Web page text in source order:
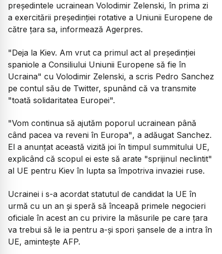
preşedintele ucrainean Volodimir Zelenski, în prima zi
a exercitării preşedinţiei rotative a Uniunii Europene de
către ţara sa, informează Agerpres.
"Deja la Kiev. Am vrut ca primul act al preşedinţiei
spaniole a Consiliului Uniunii Europene să fie în
Ucraina" cu Volodimir Zelenski, a scris Pedro Sanchez
pe contul său de Twitter, spunând că va transmite
"toată solidaritatea Europei".
"Vom continua să ajutăm poporul ucrainean până
când pacea va reveni în Europa", a adăugat Sanchez.
El a anunţat această vizită joi în timpul summitului UE,
explicând că scopul ei este să arate "sprijinul neclintit"
al UE pentru Kiev în lupta sa împotriva invaziei ruse.
Ucrainei i s-a acordat statutul de candidat la UE în
urmă cu un an şi speră să înceapă primele negocieri
oficiale în acest an cu privire la măsurile pe care ţara
va trebui să le ia pentru a-şi spori şansele de a intra în
UE, aminteşte AFP.